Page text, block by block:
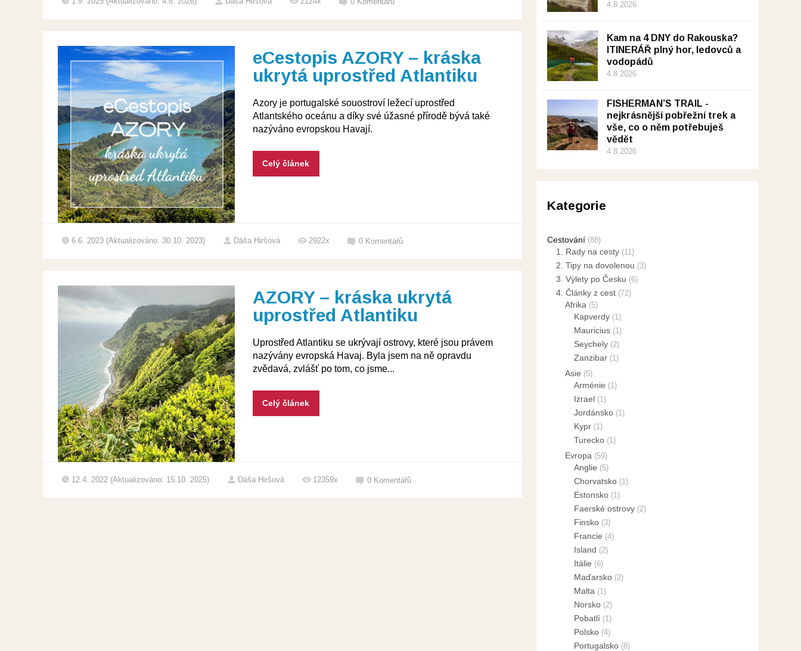
eCestopis AZORY – kráska
ukrytá uprostřed Atlantiku
Azory je portugalské souostroví ležecí uprostřed
Atlantského oceánu a díky své úžasné přírodě bývá také
nazýváno evropskou Havají.
Celý článek
6.6. 2023 (Aktualizováno: 30.10. 2023) Dáša Hiršová 2922x 0 Komentářů
AZORY – kráska ukrytá
uprostřed Atlantiku
Uprostřed Atlantiku se ukrývají ostrovy, které jsou právem
nazývány evropská Havaj. Byla jsem na ně opravdu
zvědavá, zvlášť po tom, co jsme...
Celý článek
12.4. 2022 (Aktualizováno: 15.10. 2025) Dáša Hiršová 12359x 0 Komentářů
4.8.2026
Kam na 4 DNY do Rakouska?
ITINERÁŘ plný hor, ledovců a
vodopádů
4.8.2026
FISHERMAN’S TRAIL -
nejkrásnější pobřežní trek a
vše, co o něm potřebuješ
vědět
4.8.2026
Kategorie
Cestování (88)
1. Rady na cesty (11)
2. Tipy na dovolenou (3)
3. Výlety po Česku (6)
4. Články z cest (72)
Afrika (5)
Kapverdy (1)
Mauricius (1)
Seychely (2)
Zanzibar (1)
Asie (5)
Arménie (1)
Izrael (1)
Jordánsko (1)
Kypr (1)
Turecko (1)
Evropa (59)
Anglie (5)
Chorvatsko (1)
Estonsko (1)
Faerské ostrovy (2)
Finsko (3)
Francie (4)
Island (2)
Itálie (6)
Maďarsko (2)
Malta (1)
Norsko (2)
Pobatlí (1)
Polsko (4)
Portugalsko (8)